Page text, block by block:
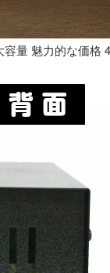
量 魅力的な価格